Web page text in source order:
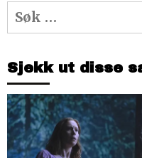
Søk
etter:
Sjekk ut disse